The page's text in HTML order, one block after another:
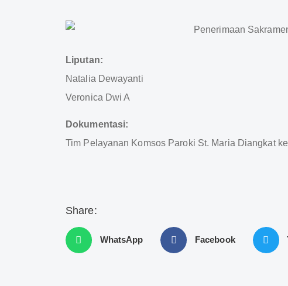
Liputan:
Natalia Dewayanti
Veronica Dwi A
Dokumentasi:
Tim Pelayanan Komsos Paroki St. Maria Diangkat
Share:
WhatsApp Facebook